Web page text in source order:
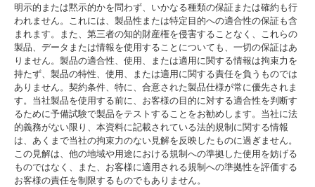
明示的または黙示的かを問わず、いかなる種類の保証または確約も行
われません。これには、製品性または特定目的への適合性の保証も含
まれます。また、第三者の知的財産権を侵害することなく、これらの
製品、データまたは情報を使用することについても、一切の保証はあ
りません。製品の適合性、使用、または適用に関する情報は拘束力を
持たず、製品の特性、使用、または適用に関する責任を負うものでは
ありません。契約条件、特に、合意された製品仕様が常に優先されま
す。当社製品を使用する前に、お客様の目的に対する適合性を判断す
るために予備試験で製品をテストすることをお勧めします。当社に法
的義務がない限り、本資料に記載されている法的規制に関する情報
は、あくまで当社の拘束力のない見解を反映したものに過ぎません。
この見解は、他の地域や用途における規制への準拠した使用を妨げる
ものではなく、また、お客様に適用される規制への準拠性を評価する
お客様の責任を制限するものでもありません。